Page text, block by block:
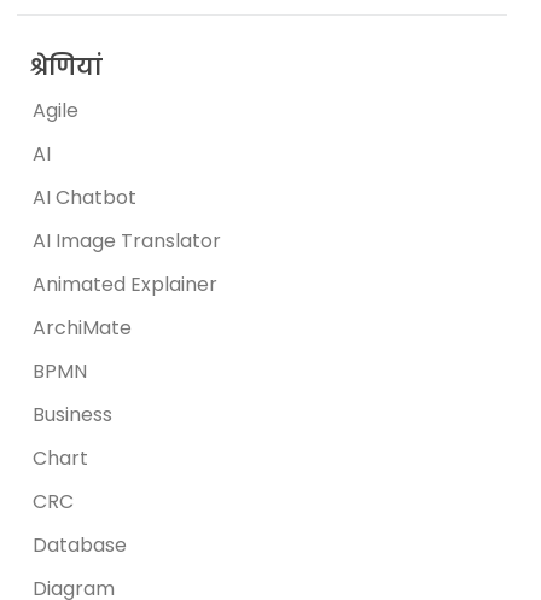
श्रेणियां
Agile
AI
AI Chatbot
AI Image Translator
Animated Explainer
ArchiMate
BPMN
Business
Chart
CRC
Database
Diagram